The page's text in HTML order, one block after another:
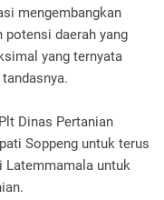
mengembangkan
potensi daerah yang
yang ternyata
Dinas Pertanian
Soppeng untuk terus
Latemmamala untuk